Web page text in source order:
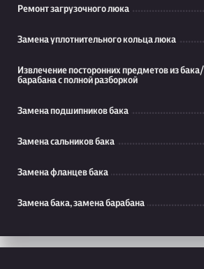
Ремонт загрузочного люка
Замена уплотнительного кольца люка
Извлечение посторонних предметов из бака/
барабана с полной разборкой
Замена подшипников бака
Замена сальников бака
Замена фланцев бака
Замена бака, замена барабана